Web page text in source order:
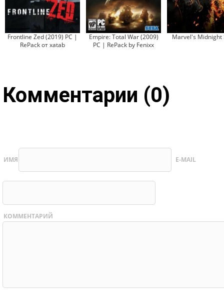
Frontline Zed (2019) PC |
RePack от xatab
Empire: Total War (2009)
PC | RePack by Fenixx
Marvel's Midnight
Комментарии (0)
ИМЯ E-MAIL
КОММЕНТАРИЙ